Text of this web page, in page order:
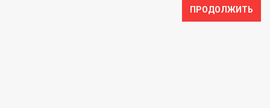
ПРОДОЛЖИТЬ